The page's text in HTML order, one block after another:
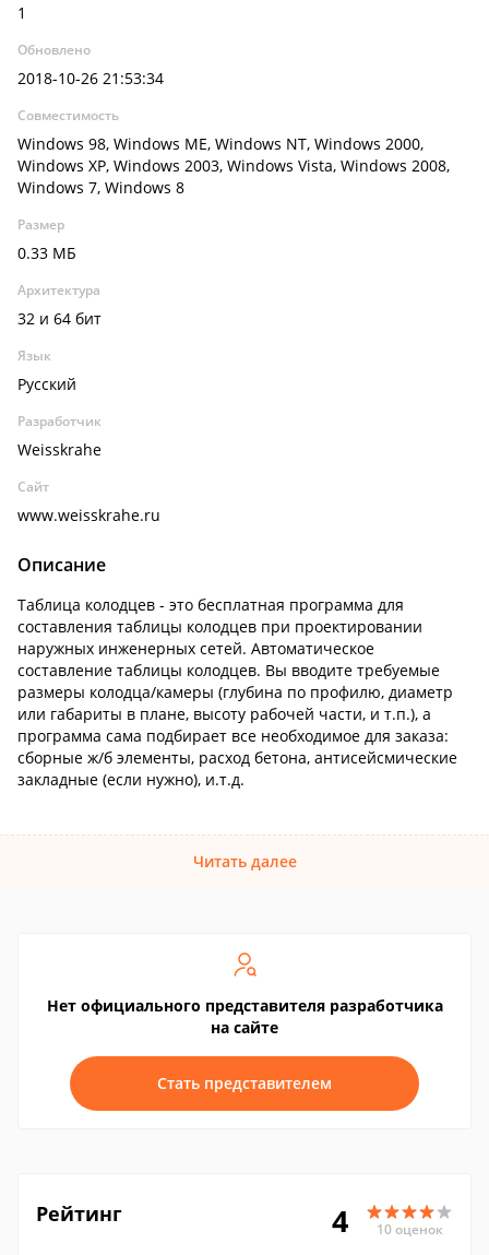
1
Обновлено
2018-10-26 21:53:34
Совместимость
Windows 98, Windows ME, Windows NT, Windows 2000,
Windows XP, Windows 2003, Windows Vista, Windows 2008,
Windows 7, Windows 8
Размер
0.33 МБ
Архитектура
32 и 64 бит
Язык
Русский
Разработчик
Weisskrahe
Сайт
www.weisskrahe.ru
Описание
Таблица колодцев - это бесплатная программа для
составления таблицы колодцев при проектировании
наружных инженерных сетей. Автоматическое
составление таблицы колодцев. Вы вводите требуемые
размеры колодца/камеры (глубина по профилю, диаметр
или габариты в плане, высоту рабочей части, и т.п.), а
программа сама подбирает все необходимое для заказа:
сборные ж/б элементы, расход бетона, антисейсмические
закладные (если нужно), и.т.д.
Читать далее
Нет официального представителя разработчика
на сайте
Стать представителем
Рейтинг 4 10 оценок